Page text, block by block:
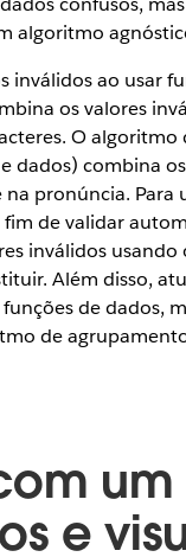
algoritmo
ao usar
os valores
O
dados) combina
pronúncia. Para
de validar
inválidos
Além disso,
de dados,
de
e